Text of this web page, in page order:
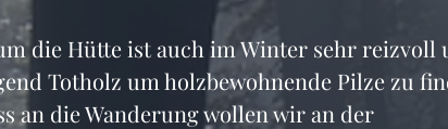
die Hütte ist auch im Winter sehr
Totholz um holzbewohnende Pilze zu
an die Wanderung wollen wir an der